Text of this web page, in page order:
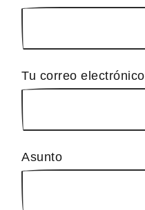
Tu correo electrónico
Asunto